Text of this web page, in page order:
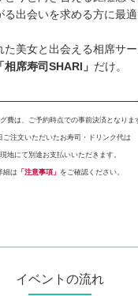
る出会いを求める方に最適
た美女と出会える相席サ
「相席寿司SHARI」 だけ。
費は、ご予約時点での事前決済となりま
ご注文いただいたお寿司・ドリンク代は
現地にて別途お支払いいただきます。
細は 「注意事項」 をご確認ください。
イベントの流れ